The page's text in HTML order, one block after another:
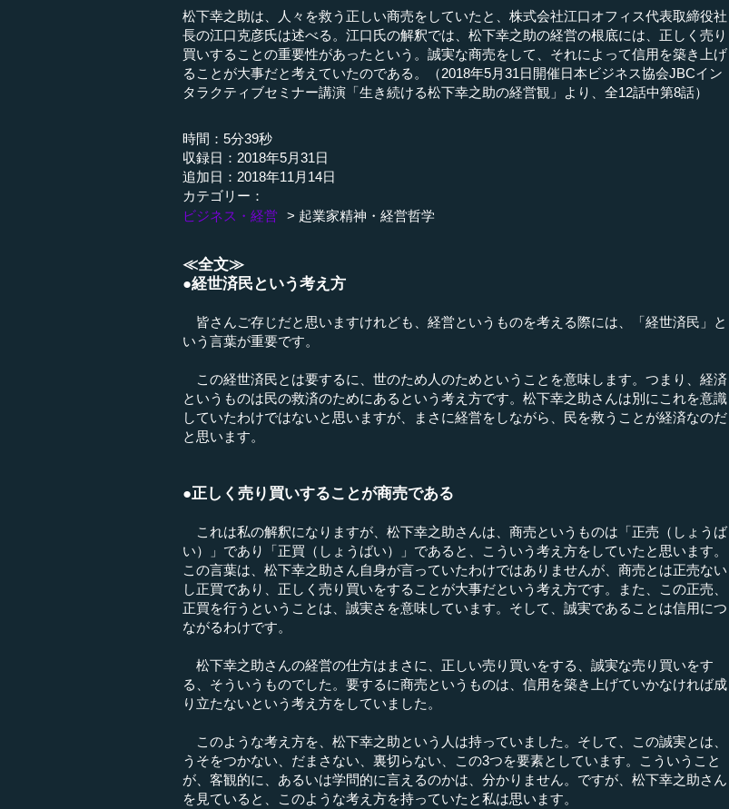
松下幸之助は、人々を救う正しい商売をしていたと、株式会社江口オフィス代表取締役社
長の江口克彦氏は述べる。江口氏の解釈では、松下幸之助の経営の根底には、正しく売り
買いすることの重要性があったという。誠実な商売をして、それによって信用を築き上げ
ることが大事だと考えていたのである。（2018年5月31日開催日本ビジネス協会JBCイン
タラクティブセミナー講演「生き続ける松下幸之助の経営観」より、全12話中第8話）
時間：5分39秒
収録日：2018年5月31日
追加日：2018年11月14日
カテゴリー：
ビジネス・経営
起業家精神・経営哲学
≪全文≫
●経世済民という考え方
皆さんご存じだと思いますけれども、経営というものを考える際には、「経世済民」と
いう言葉が重要です。
この経世済民とは要するに、世のため人のためということを意味します。つまり、経済
というものは民の救済のためにあるという考え方です。松下幸之助さんは別にこれを意識
していたわけではないと思いますが、まさに経営をしながら、民を救うことが経済なのだ
と思います。
●正しく売り買いすることが商売である
これは私の解釈になりますが、松下幸之助さんは、商売というものは「正売（しょうば
い）」であり「正買（しょうばい）」であると、こういう考え方をしていたと思います。
この言葉は、松下幸之助さん自身が言っていたわけではありませんが、商売とは正売ない
し正買であり、正しく売り買いをすることが大事だという考え方です。また、この正売、
正買を行うということは、誠実さを意味しています。そして、誠実であることは信用につ
ながるわけです。
松下幸之助さんの経営の仕方はまさに、正しい売り買いをする、誠実な売り買いをす
る、そういうものでした。要するに商売というものは、信用を築き上げていかなければ成
り立たないという考え方をしていました。
このような考え方を、松下幸之助という人は持っていました。そして、この誠実とは、
うそをつかない、だまさない、裏切らない、この3つを要素としています。こういうこと
が、客観的に、あるいは学問的に言えるのかは、分かりません。ですが、松下幸之助さん
を見ていると、このような考え方を持っていたと私は思います。